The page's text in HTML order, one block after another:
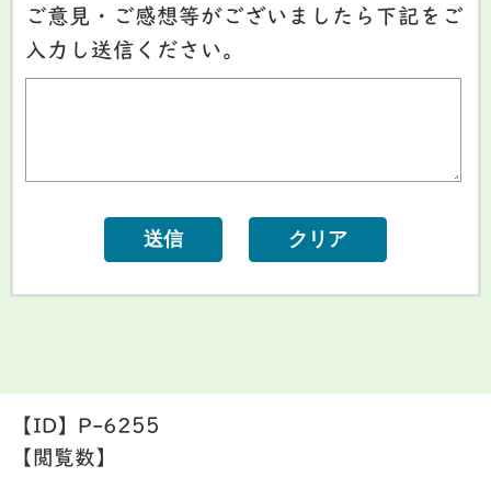
ご意見・ご感想等がございましたら下記をご
入力し送信ください。
【ID】 P-6255
【閲覧数】